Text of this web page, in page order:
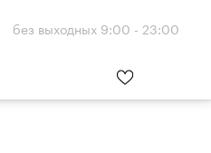
без выходных 9:00 - 23:00